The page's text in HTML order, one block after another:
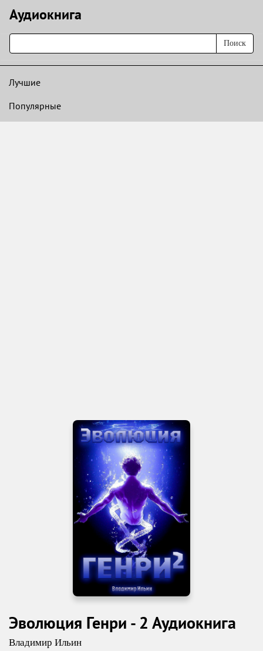
Аудиокнигa
Поиск
Лучшие
Популярные
Эволюция Генри - 2 Аудиокнига
Владимир Ильин